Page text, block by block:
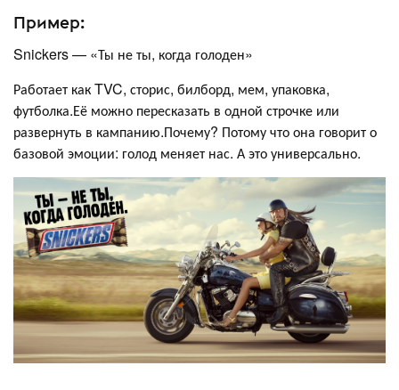
Пример:
Snickers — «Ты не ты, когда голоден»
Работает как TVC, сторис, билборд, мем, упаковка,
футболка.Её можно пересказать в одной строчке или
развернуть в кампанию.Почему? Потому что она говорит о
базовой эмоции: голод меняет нас. А это универсально.